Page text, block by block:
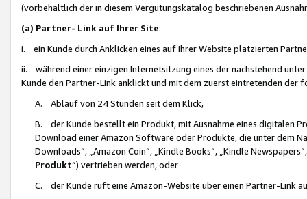
(vorbehaltlich der in diesem Vergütungskatalog beschriebenen
(a) Partner- Link auf Ihrer Site:
i. ein Kunde durch Anklicken eines auf Ihrer Website platzierten
ii. während einer einzigen Internetsitzung eines der nachstehend
Kunde den Partner-Link anklickt und mit dem zuerst eintretenden der
A. Ablauf von 24 Stunden seit dem Klick,
B. der Kunde bestellt ein Produkt, mit Ausnahme eines digitalen
Download einer Amazon Software oder Produkte, die unter dem
Downloads“, „Amazon Coin“, „Kindle Books“, „Kindle
Produkt“) vertrieben werden, oder
C. der Kunde ruft eine Amazon-Website über einen Partner-Link